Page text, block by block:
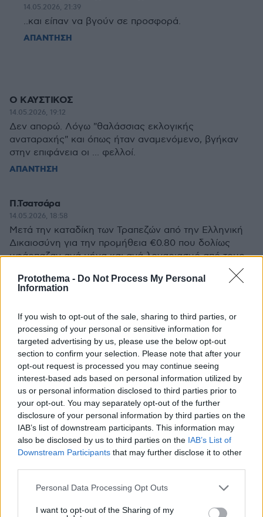
Protothema - Do Not Process My Personal
Information
If you wish to opt-out of the sale, sharing to third parties, or
processing of your personal or sensitive information for
targeted advertising by us, please use the below opt-out
section to confirm your selection. Please note that after your
opt-out request is processed you may continue seeing
interest-based ads based on personal information utilized by
us or personal information disclosed to third parties prior to
your opt-out. You may separately opt-out of the further
disclosure of your personal information by third parties on the
IAB’s list of downstream participants. This information may
also be disclosed by us to third parties on the IAB’s List of
Downstream Participants that may further disclose it to other
Please note that this website/app uses one or more Google
not limited to your visit or usage behaviour. You may click to
Personal Data Processing Opt Outs
I want to opt-out of the Sharing of my
14.05.2026, 21:39
..και είπαν να βγούν σε προσφορά.
ΑΠΑΝΤΗΣΗ
Ο ΚΑΥΣΤΙΚΟΣ
14.05.2026, 19:12
Δεν απορώ. Λόγω "θαλάσσιας εκλογικής
αναταραχής" και όπως ήταν αναμενόμενο, βγήκαν
στην επιφάνεια οι ... φελλοί.
ΑΠΑΝΤΗΣΗ
Π.Τσατσάρα
14.05.2026, 18:58
Μετά την καταδίκη των Τραπεζών από την Ελληνική
Δικαιοσύνη για την προμήθεια €0.80 που δολίως
υφάρπαζαν ανά μήνα και ανά λογαριασμό από τους
χρεοκοπημένους νεοέλληνες, δεν είδαμε καμμία
παραίτηση ούτε από την Κυβέρνηση των Αρίστων
ούτε από τους Τσάτσους τους στις Τράπεζες. Το
να τους κράζει νυχθημερόν, σιγά μην περάσει το
σχόλιο..
ΑΠΑΝΤΗΣΗ
Συμφωνω
14.05.2026, 18:55
Με την κίνηση αυτή, αλλά χωρίς τον Σαμαρά
επικεφαλή. Κάθε τι δεξιότερα της ΝΔ πρέπει να έχει
πατριωτικό χαρακτήρα και οχι απλα φιλικό προς τους
ολιγαρχες. Να μην ξεχνάμε ποιος άνοιξε τα σύνορα
Η Κατάντια της Ν.Δ.